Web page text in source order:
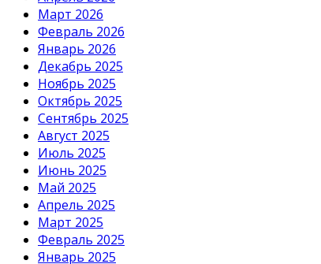
Март 2026
Февраль 2026
Январь 2026
Декабрь 2025
Ноябрь 2025
Октябрь 2025
Сентябрь 2025
Август 2025
Июль 2025
Июнь 2025
Май 2025
Апрель 2025
Март 2025
Февраль 2025
Январь 2025